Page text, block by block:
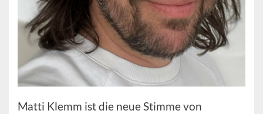
Matti Klemm ist die neue Stimme von